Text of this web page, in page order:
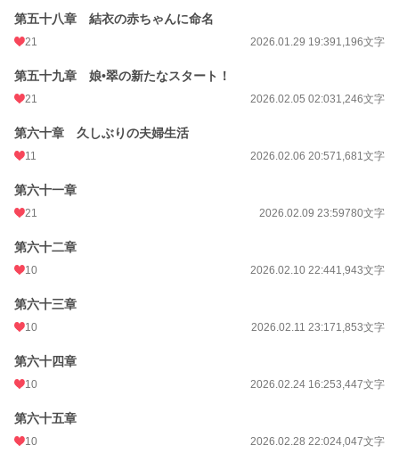
第五十八章 結衣の赤ちゃんに命名
21 2026.01.29 19:391,196文字
第五十九章 娘•翠の新たなスタート！
21 2026.02.05 02:031,246文字
第六十章 久しぶりの夫婦生活
11 2026.02.06 20:571,681文字
第六十一章
21 2026.02.09 23:59780文字
第六十二章
10 2026.02.10 22:441,943文字
第六十三章
10 2026.02.11 23:171,853文字
第六十四章
10 2026.02.24 16:253,447文字
第六十五章
10 2026.02.28 22:024,047文字